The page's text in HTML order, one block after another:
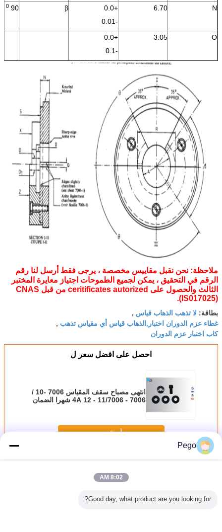
N
6.70
+0.0
-0.01
β
90
0
O
3.05
+0.0
-0.1
ملاحظة: نحن نقبل مقاييس مخصصة ، يرجى فقط أرسل لنا رقم
الرقم في التحقيق ، يمكن لجميع الطموحات اجتياز معايرة المختبر
الثالث والحصول على ceritificates autorized من قبل CNAS
(IS017025).
بطاقة: لا تذهب الذهاب قياس ,
غطاء عزم الدوران اختبار,الذهاب قياس أي مقياس تذهب ,
كاب اختبار عزم الدوران
احصل على افضل سعر ل
انتهى مصباح سقف المقياس 7006 -10 /
7006 - 11/7006 - 4A 12 شهرا الضمان
استمر
أكثرمصباح سقف المقياس
Pego
8:02 AM
Good day, what product are you looking for?